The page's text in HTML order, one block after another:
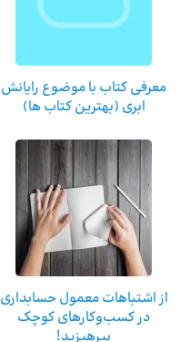
معرفی کتاب با موضوع رایانش
ابری (بهترین کتاب ها)
از اشتباهات معمول حسابداری
در کسب‌‎و‌کارهای کوچک
بپرهیزید!